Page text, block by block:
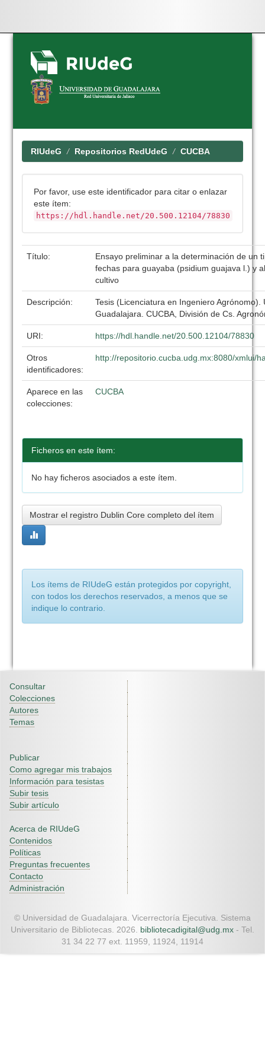
Skip
navigation
RIUdeG Repositorios RedUdeG CUCBA
Por favor, use este identificador para citar o enlazar
este ítem:
https://hdl.handle.net/20.500.12104/78830
Título:
Ensayo preliminar a la determinación de un
fechas para guayaba (psidium guajava l.) y
cultivo
Descripción:
Tesis (Licenciatura en Ingeniero Agrónomo).
Guadalajara. CUCBA, División de Cs.
URI: https://hdl.handle.net/20.500.12104/78830
Otros
identificadores:
http://repositorio.cucba.udg.mx:8080/xmlui/
Aparece en las
colecciones:
CUCBA
Ficheros en este ítem:
No hay ficheros asociados a este ítem.
Mostrar el registro Dublin Core completo del ítem
Los ítems de RIUdeG están protegidos por copyright,
con todos los derechos reservados, a menos que se
indique lo contrario.
Consultar
Colecciones
Autores
Temas
Publicar
Como agregar mis trabajos
Información para tesistas
Subir tesis
Subir artículo
Acerca de RIUdeG
Contenidos
Políticas
Preguntas frecuentes
Contacto
Administración
© Universidad de Guadalajara. Vicerrectoría Ejecutiva. Sistema
Universitario de Bibliotecas. 2026. bibliotecadigital@udg.mx - Tel.
31 34 22 77 ext. 11959, 11924, 11914